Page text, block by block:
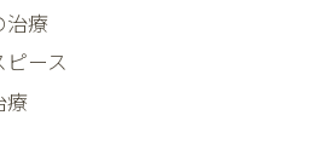
治療
ース
療